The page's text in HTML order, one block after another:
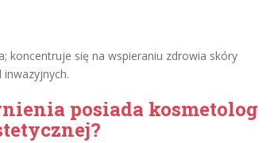
koncentruje się na wspieraniu zdrowia skóry
posiada kosmetolog